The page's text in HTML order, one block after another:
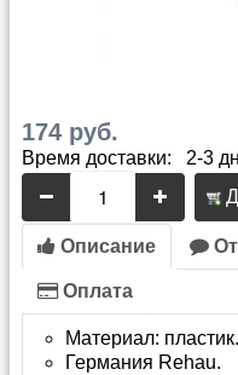
174 руб.
Время доставки: 2-3
Описание
Оплата
Материал: пластик.
Германия Rehau.